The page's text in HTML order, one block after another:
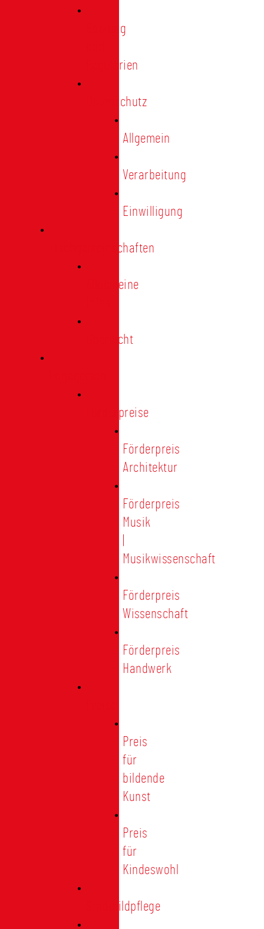
Satzung
Regularien
Datenschutz
Allgemein
Verarbeitung
Einwilligung
Tischgemeinschaften
Allgemeine
Übersicht
Förderpreise
Förderpreis
Architektur
Förderpreis
Musik
Musikwissenschaft
Förderpreis
Wissenschaft
Förderpreis
Handwerk
Preis
für
bildende
Kunst
Preis
für
Kindeswohl
Stadtbildpflege